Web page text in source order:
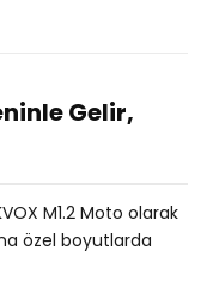
Gelir,
M1.2 Moto olarak
özel boyutlarda